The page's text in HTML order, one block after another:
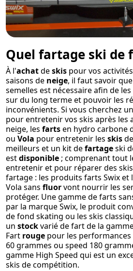
Quel fartage ski de
À l'achatdeskis pour vos
saisons de neige, il faut savoir
semelles est nécessaire afin de
sur du long terme et pouvoir les
inconvénients. Si vous cherchez
pour entretenir vos skis après les
neige, les fartsen hydro carbone
ou Vola pour entretenir les skisde
meilleurs et un kit defartageski
estdisponible ; comprenant tout
entretenir et pour réparer des
fartage : les produits farts Swix et
Vola sans fluorvont nourrir les
protéger. Une gamme de farts
par la marque Swix, le produit
de fond skating ou les skis
un stockvarié de fart de la
Fart rouge pour les performances
60 grammes ou speed 180
gamme High Speed qui est un
skis de compétition.